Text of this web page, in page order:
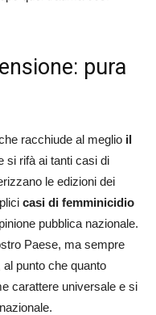
pura
racchiude al meglio il
si rifà ai tanti casi di
le edizioni dei
casi di femminicidio
pubblica nazionale.
Paese, ma sempre
punto che quanto
carattere universale e si